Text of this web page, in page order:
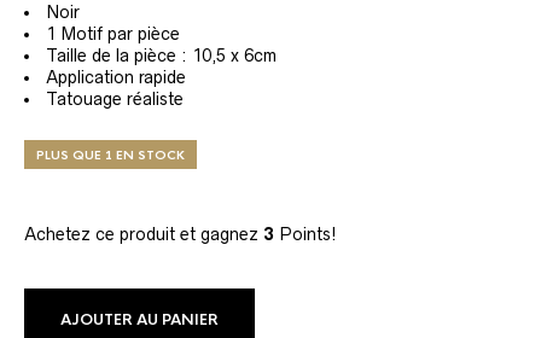
Noir
1 Motif par pièce
Taille de la pièce : 10,5 x 6cm
Application rapide
Tatouage réaliste
PLUS QUE 1 EN STOCK
Achetez ce produit et gagnez 3 Points!
AJOUTER AU PANIER